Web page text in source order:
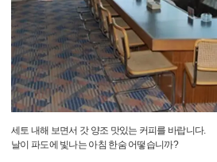
세토 내해 보면서 갓 양조 맛있는 커피를 바랍니다.
날이 파도에 빛나는 아침 한숨 어떻습니까?